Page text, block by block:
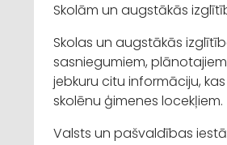
Skolām un augstākās
Skolas un augstākās
sasniegumiem,
jebkuru citu informāciju,
skolēnu ģimenes locekļiem.
Valsts un pašvaldības